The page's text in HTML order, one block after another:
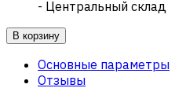
- Центральный склад
В корзину
Основные параметры
Отзывы